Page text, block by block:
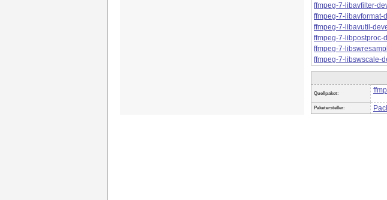
ffmpeg-7-libavfilter-
ffmpeg-7-libavformat-
ffmpeg-7-libavutil-
ffmpeg-7-libpostproc-
ffmpeg-7-
ffmpeg-7-libswscale-
Quellpaket:
Paketersteller: